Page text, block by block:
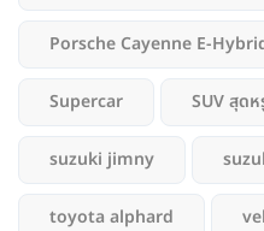
Porsche Cayenne E-
Supercar SUV สุดห
suzuki jimny
toyota alphard